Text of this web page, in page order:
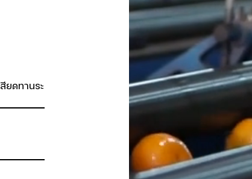
FRICTION
หล่อลื่นช่วยลดแรงเสียดทานระหว่างชิ้นส่วนที่เคลื่อนไหว
CORROSION